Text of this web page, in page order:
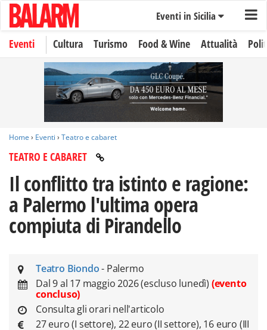
Eventi in Sicilia
Eventi Cultura Turismo Food & Wine Attualità
Home › Eventi › Teatro e cabaret
TEATRO E CABARET
Il conflitto tra istinto e ragione:
a Palermo l'ultima opera
compiuta di Pirandello
Teatro Biondo- Palermo
Dal 9 al 17 maggio 2026 (escluso lunedì) (evento
concluso)
Consulta gli orari nell'articolo
27 euro (I settore), 22 euro (II settore), 16 euro (III